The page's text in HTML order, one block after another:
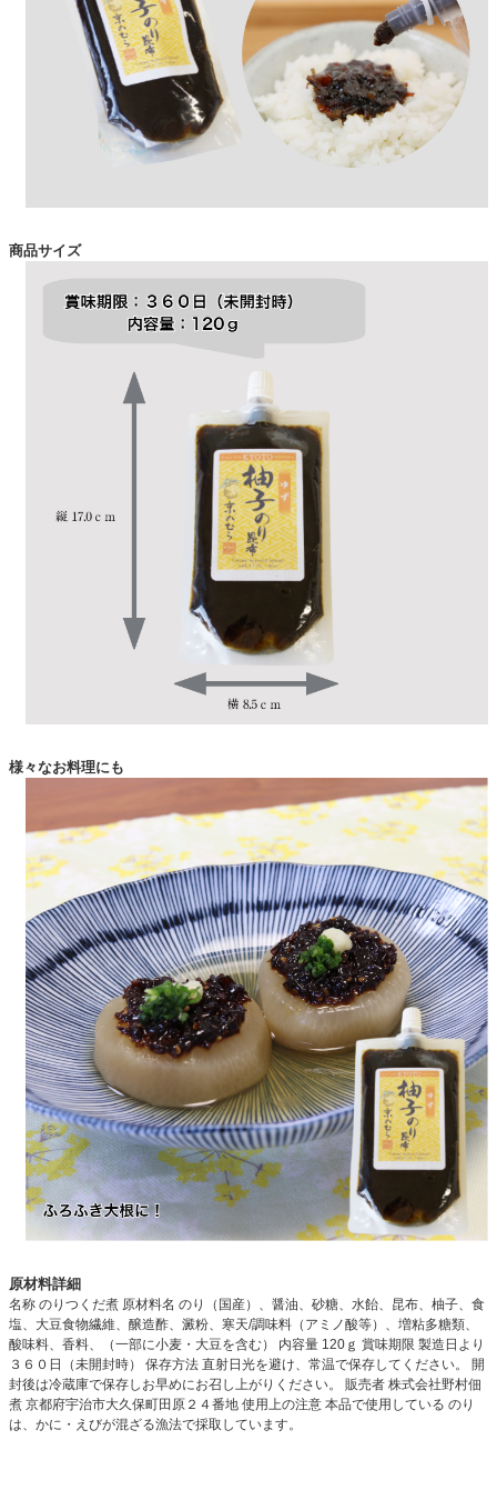
商品サイズ
様々なお料理にも
原材料詳細
名称 のりつくだ煮 原材料名 のり（国産）、醤油、砂糖、水飴、昆布、柚子、食
塩、大豆食物繊維、醸造酢、澱粉、寒天/調味料（アミノ酸等）、増粘多糖類、
酸味料、香料、（一部に小麦・大豆を含む） 内容量 120ｇ 賞味期限 製造日より
３６０日（未開封時） 保存方法 直射日光を避け、常温で保存してください。 開
封後は冷蔵庫で保存しお早めにお召し上がりください。 販売者 株式会社野村佃
煮 京都府宇治市大久保町田原２４番地 使用上の注意 本品で使用している のり
は、かに・えびが混ざる漁法で採取しています。